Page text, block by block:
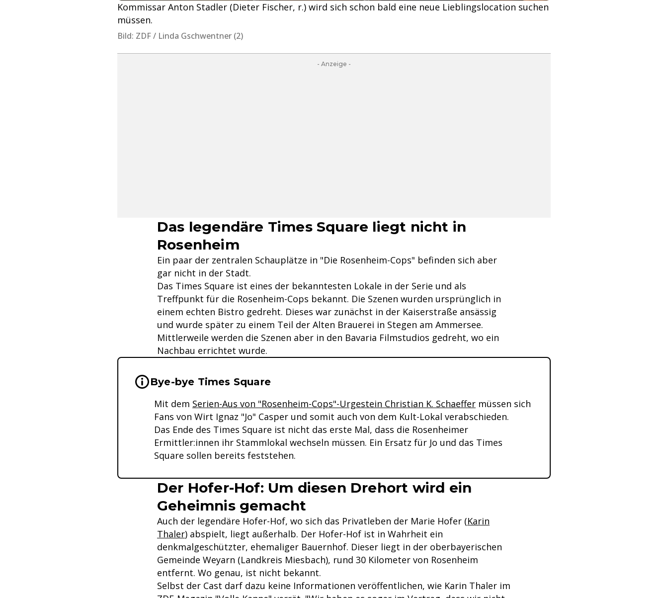
Kommissar Anton Stadler (Dieter Fischer, r.) wird sich schon bald eine neue Lieblingslocation suchen
müssen.
Bild: ZDF / Linda Gschwentner (2)
- Anzeige -
Das legendäre Times Square liegt nicht in
Rosenheim
Ein paar der zentralen Schauplätze in "Die Rosenheim-Cops" befinden sich aber
gar nicht in der Stadt.
Das Times Square ist eines der bekanntesten Lokale in der Serie und als
Treffpunkt für die Rosenheim-Cops bekannt. Die Szenen wurden ursprünglich in
einem echten Bistro gedreht. Dieses war zunächst in der Kaiserstraße ansässig
und wurde später zu einem Teil der Alten Brauerei in Stegen am Ammersee.
Mittlerweile werden die Szenen aber in den Bavaria Filmstudios gedreht, wo ein
Nachbau errichtet wurde.
Wichtige Hinweise & Informationen zum Inhalt
Bye-bye Times Square
Mit dem Serien-Aus von "Rosenheim-Cops"-Urgestein Christian K. Schaeffer müssen sich
Fans von Wirt Ignaz "Jo" Casper und somit auch von dem Kult-Lokal verabschieden.
Das Ende des Times Square ist nicht das erste Mal, dass die Rosenheimer
Ermittler:innen ihr Stammlokal wechseln müssen. Ein Ersatz für Jo und das Times
Square sollen bereits feststehen.
Der Hofer-Hof: Um diesen Drehort wird ein
Geheimnis gemacht
Auch der legendäre Hofer-Hof, wo sich das Privatleben der Marie Hofer (Karin
Thaler) abspielt, liegt außerhalb. Der Hofer-Hof ist in Wahrheit ein
denkmalgeschützter, ehemaliger Bauernhof. Dieser liegt in der oberbayerischen
Gemeinde Weyarn (Landkreis Miesbach), rund 30 Kilometer von Rosenheim
entfernt. Wo genau, ist nicht bekannt.
Selbst der Cast darf dazu keine Informationen veröffentlichen, wie Karin Thaler im